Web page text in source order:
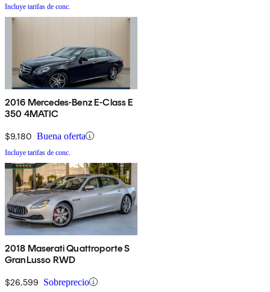
Incluye tarifas de conc.
2016 Mercedes-Benz E-Class E
350 4MATIC
$9,180 Buena oferta
Incluye tarifas de conc.
2018 Maserati Quattroporte S
GranLusso RWD
$26,599 Sobreprecio